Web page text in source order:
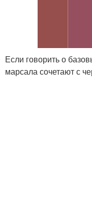
Если говорить о
марсала сочетают с